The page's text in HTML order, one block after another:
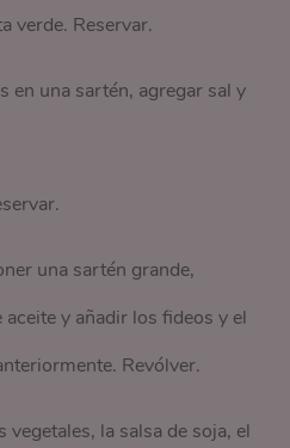
verde. Reservar.
en una sartén, agregar sal y
una sartén grande,
y añadir los fideos y el
Revólver.
la salsa de soja, el